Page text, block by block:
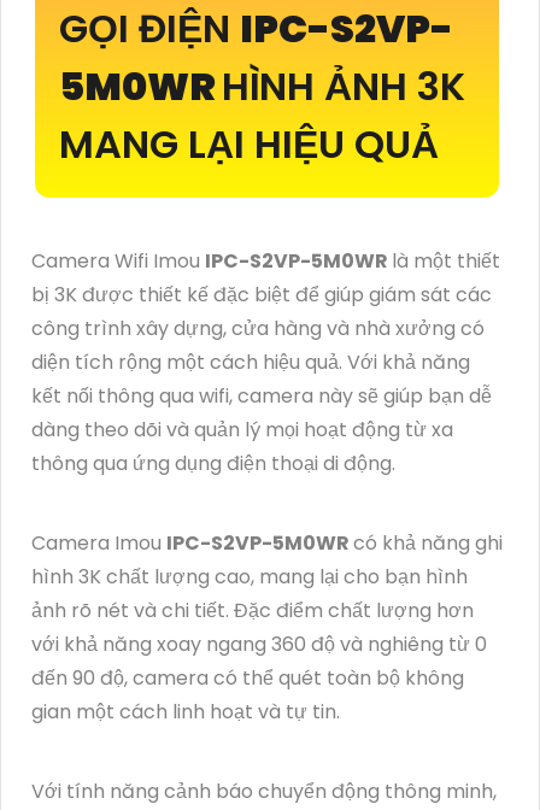
GỌI ĐIỆN IPC-S2VP-
5M0WRHÌNH ẢNH 3K
MANG LẠI HIỆU QUẢ
Camera Wifi Imou IPC-S2VP-5M0WR là một thiết
bị 3K được thiết kế đặc biệt để giúp giám sát các
công trình xây dựng, cửa hàng và nhà xưởng có
diện tích rộng một cách hiệu quả. Với khả năng
kết nối thông qua wifi, camera này sẽ giúp bạn dễ
dàng theo dõi và quản lý mọi hoạt động từ xa
thông qua ứng dụng điện thoại di động.
Camera Imou IPC-S2VP-5M0WRcó khả năng ghi
hình 3K chất lượng cao, mang lại cho bạn hình
ảnh rõ nét và chi tiết. Đặc điểm chất lượng hơn
với khả năng xoay ngang 360 độ và nghiêng từ 0
đến 90 độ, camera có thể quét toàn bộ không
gian một cách linh hoạt và tự tin.
Với tính năng cảnh báo chuyển động thông minh,